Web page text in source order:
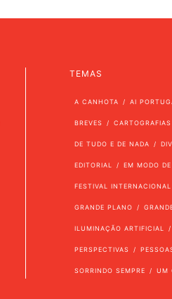
TEMAS
A CANHOTA AI
BREVES CARTOGRAFIAS
DE TUDO E DE NADA
EDITORIAL EM MODO
FESTIVAL
GRANDE PLANO
ILUMINAÇÃO ARTIFICIAL
PERSPECTIVAS
SORRINDO SEMPRE UM